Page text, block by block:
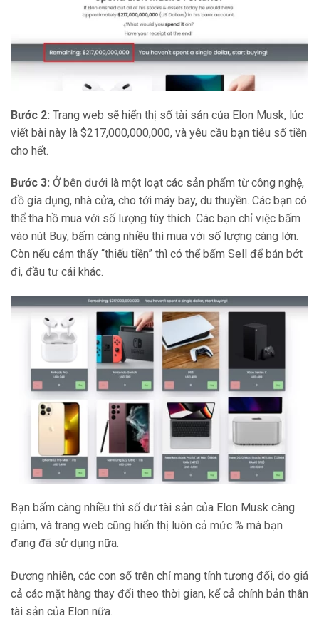
Bước 2: Trang web sẽ hiển thị số tài sản của Elon Musk, lúc
viết bài này là $217,000,000,000, và yêu cầu bạn tiêu số tiền
cho hết.
Bước 3: Ở bên dưới là một loạt các sản phẩm từ công nghệ,
đồ gia dụng, nhà cửa, cho tới máy bay, du thuyền. Các bạn có
thể tha hồ mua với số lượng tùy thích. Các bạn chỉ việc bấm
vào nút Buy, bấm càng nhiều thì mua với số lượng càng lớn.
Còn nếu cảm thấy “thiếu tiền” thì có thể bấm Sell để bán bớt
đi, đầu tư cái khác.
Bạn bấm càng nhiều thì số dư tài sản của Elon Musk càng
giảm, và trang web cũng hiển thị luôn cả mức % mà bạn
đang đã sử dụng nữa.
Đương nhiên, các con số trên chỉ mang tính tương đối, do giá
cả các mặt hàng thay đổi theo thời gian, kể cả chính bản thân
tài sản của Elon nữa.